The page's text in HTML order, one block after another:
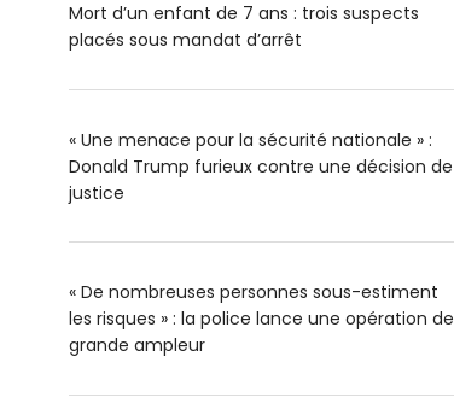
Mort d’un enfant de 7 ans : trois suspects
placés sous mandat d’arrêt
« Une menace pour la sécurité nationale » :
Donald Trump furieux contre une décision de
justice
« De nombreuses personnes sous-estiment
les risques » : la police lance une opération de
grande ampleur